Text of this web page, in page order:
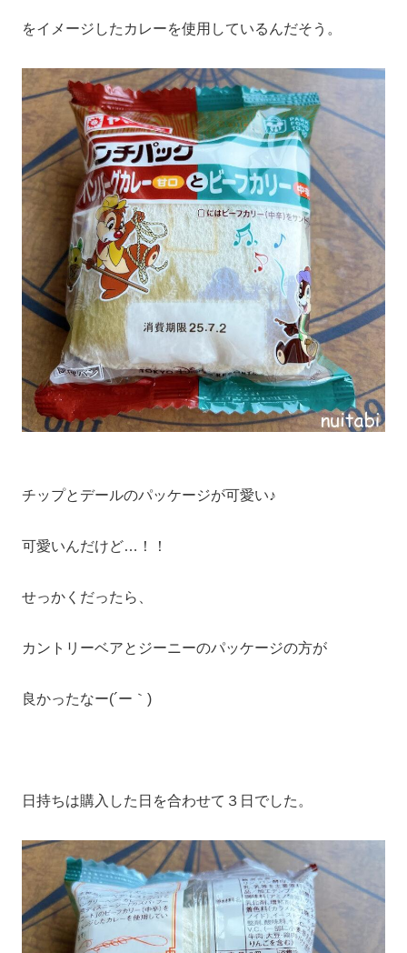
をイメージしたカレーを使用しているんだそう。
チップとデールのパッケージが可愛い♪
可愛いんだけど…！！
せっかくだったら、
カントリーベアとジーニーのパッケージの方が
良かったなー(´ー｀)
日持ちは購入した日を合わせて３日でした。